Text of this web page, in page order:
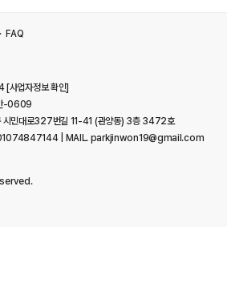
FAQ
[사업자정보 확인]
-0609
시민대로327번길 11-41 (관양동) 3층 3472호
| MAIL. parkjinwon19@gmail.com